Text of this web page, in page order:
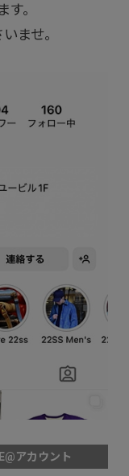
。
ませ。
アカウント